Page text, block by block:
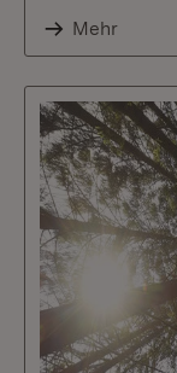
Mehr